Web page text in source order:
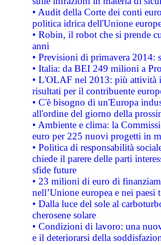
• Audit della Corte dei conti
politica idrica dell'Unione
• Robin, il robot che si prende
anni
• Previsioni di primavera 2014:
• Italia: da BEI 249 milioni a
• L'OLAF nel 2013: più attività
risultati per il contribuente
• C'è bisogno di un'Europa
all'ordine del giorno della
• Ambiente e clima: la
euro per 225 nuovi progetti in
• Politica di responsabilità
chiede il parere delle parti
sfide future
• 23 milioni di euro di
nell’Unione europea e nei paesi
• Dalla luce del sole al
cherosene solare
• Condizioni di lavoro: una
e il deteriorarsi della